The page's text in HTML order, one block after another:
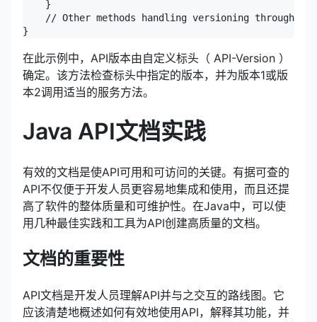
    }
// Other methods handling versioning through
在此示例中，API版本由自定义标头（ API-Version ）
确定。该方法检查标头中指定的版本，并为版本1或版
本2调用适当的服务方法。
Java API文档实践
有效的文档是使API可用和可访问的关键。有据可查的
API不仅便于开发人员更容易地集成和使用，而且还提
高了软件的整体质量和可维护性。在Java中，可以使
用几种最佳实践和工具为API创建高质量的文档。
文档的重要性
API文档是开发人员理解API并与之交互的路线图。它
应该清楚地概述如何有效地使用API，解释其功能，并